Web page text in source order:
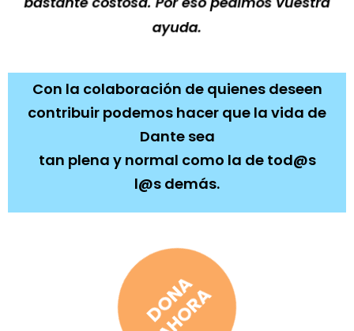
ayuda.
Con la colaboración de quienes deseen
contribuir podemos hacer que la vida de
Dante sea
tan plena y normal como la de tod@s
l@s demás.
DONA
AHORA